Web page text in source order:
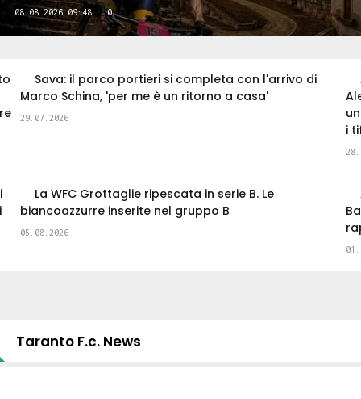
31.07.2026 21:18 0
Sava: il parco portieri si completa con l'arrivo di
Marco Schina, 'per me è un ritorno a casa'
29.07.2026
i
La WFC Grottaglie ripescata in serie B. Le
biancoazzurre inserite nel gruppo B
05.08.2026
Taranto F.c. News